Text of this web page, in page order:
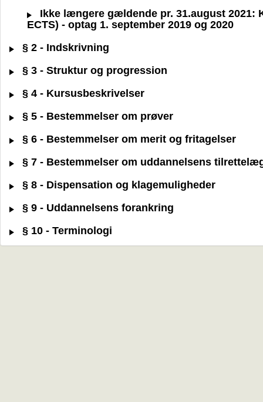
Ikke længere gældende pr. 31.august 2021:
ECTS) - optag 1. september 2019 og 2020
§ 2 - Indskrivning
§ 3 - Struktur og progression
§ 4 - Kursusbeskrivelser
§ 5 - Bestemmelser om prøver
§ 6 - Bestemmelser om merit og fritagelser
§ 7 - Bestemmelser om uddannelsens
§ 8 - Dispensation og klagemuligheder
§ 9 - Uddannelsens forankring
§ 10 - Terminologi